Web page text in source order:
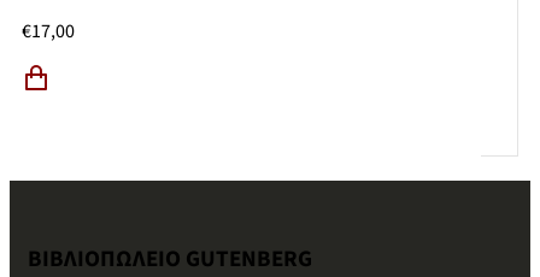
€17,00
ΒΙΒΛΙΟΠΩΛΕΙΟ GUTENBERG